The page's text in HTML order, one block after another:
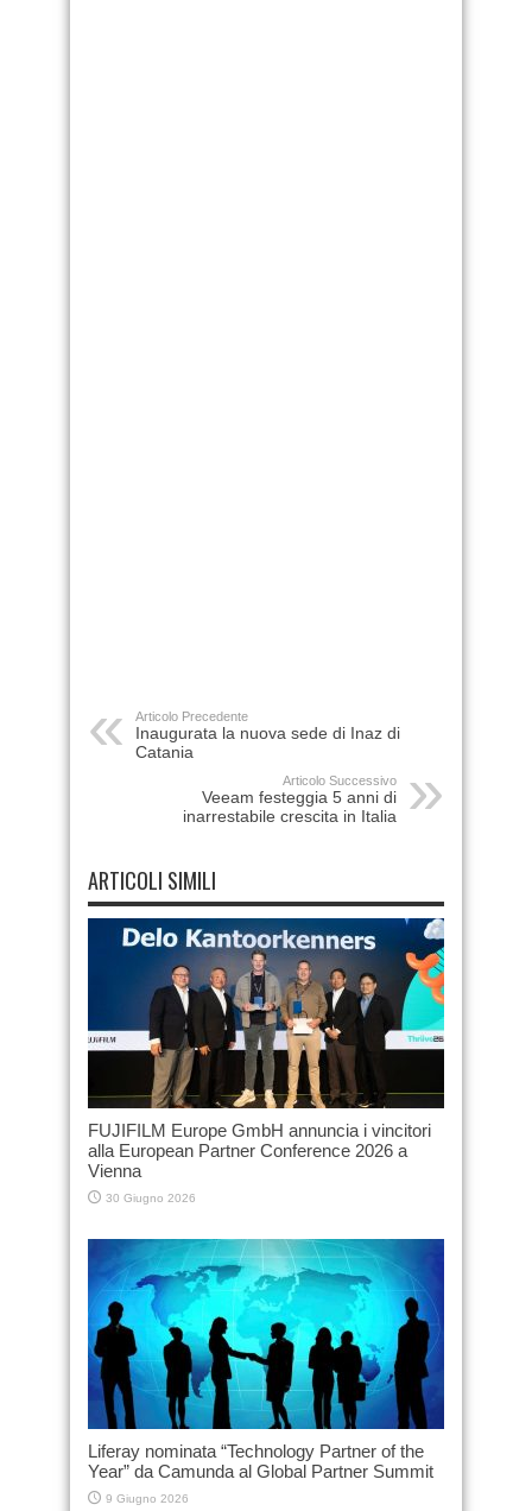
Articolo Precedente
Inaugurata la nuova sede di Inaz di
Catania
Articolo Successivo
Veeam festeggia 5 anni di
inarrestabile crescita in Italia
ARTICOLI SIMILI
FUJIFILM Europe GmbH annuncia i vincitori
alla European Partner Conference 2026 a
Vienna
30 Giugno 2026
Liferay nominata “Technology Partner of the
Year” da Camunda al Global Partner Summit
9 Giugno 2026